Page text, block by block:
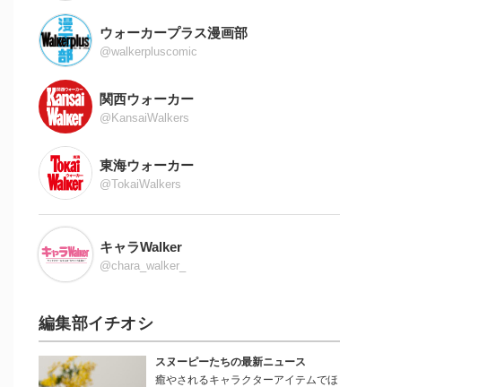
ウォーカープラス漫画部
@walkerpluscomic
関西ウォーカー
@KansaiWalkers
東海ウォーカー
@TokaiWalkers
キャラWalker
@chara_walker_
編集部イチオシ
スヌーピーたちの最新ニュース
癒やされるキャラクターアイテムでほ